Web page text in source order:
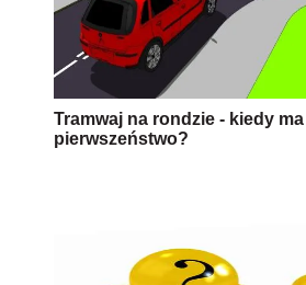
Tramwaj na rondzie - kiedy ma
pierwszeństwo?